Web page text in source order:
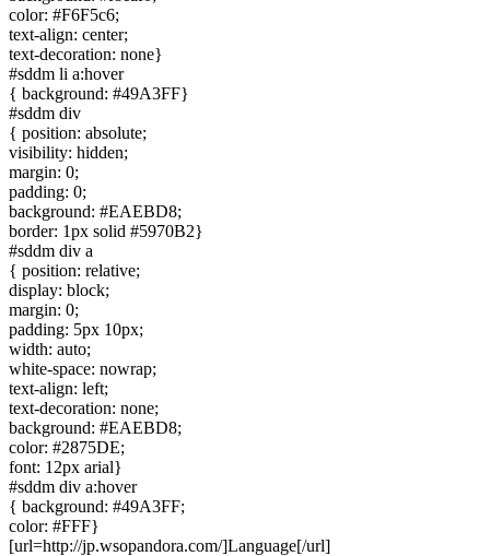
color: #F6F5c6;
text-align: center;
text-decoration: none}
#sddm li a:hover
{ background: #49A3FF}
#sddm div
{ position: absolute;
visibility: hidden;
margin: 0;
padding: 0;
background: #EAEBD8;
border: 1px solid #5970B2}
#sddm div a
{ position: relative;
display: block;
margin: 0;
padding: 5px 10px;
width: auto;
white-space: nowrap;
text-align: left;
text-decoration: none;
background: #EAEBD8;
color: #2875DE;
font: 12px arial}
#sddm div a:hover
{ background: #49A3FF;
color: #FFF}
[url=http://jp.wsopandora.com/]Language[/url]